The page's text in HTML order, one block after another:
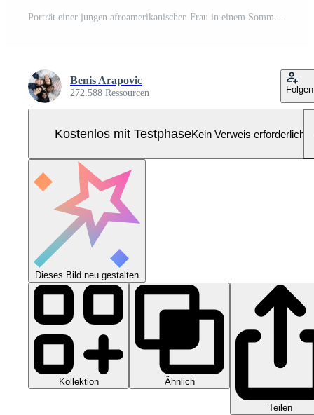
Porträt einer jungen afroamerikanischen Frau in einem Sommerkleid Pro Foto
Benis Arapovic
272.588 Ressourcen Folgen
Kostenlos mit TestphaseKein Verweis erforderlich
Dieses Bild neu gestalten
Kollektion Ähnlich
Teilen